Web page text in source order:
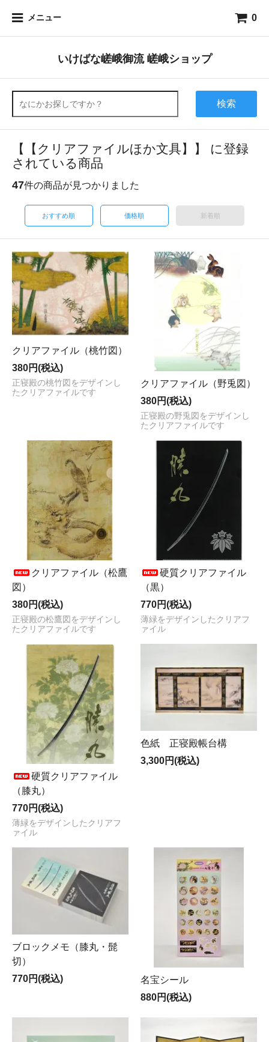
メニュー 0
いけばな嵯峨御流 嵯峨ショップ
検索
【【クリアファイルほか文具】】 に登録
されている商品
47件の商品が見つかりました
おすすめ順 価格順 新着順
クリアファイル（桃竹図）
380円(税込)
正寝殿の桃竹図をデザインし
たクリアファイルです
クリアファイル（野兎図）
380円(税込)
正寝殿の野兎図をデザインし
たクリアファイルです
クリアファイル（松鷹
図）
380円(税込)
正寝殿の松鷹図をデザインし
たクリアファイルです
硬質クリアファイル
（黒）
770円(税込)
薄緑をデザインしたクリアフ
ァイル
硬質クリアファイル
（膝丸）
770円(税込)
薄緑をデザインしたクリアフ
ァイル
色紙 正寝殿帳台構
3,300円(税込)
ブロックメモ（膝丸・髭
切）
770円(税込)
名宝シール
880円(税込)